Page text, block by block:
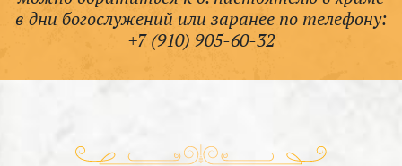
в дни богослужений или заранее по телефону:
+7 (910) 905-60-32